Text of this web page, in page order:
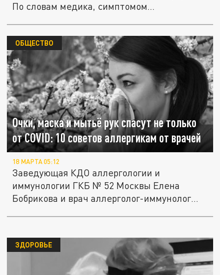
По словам медика, симптомом...
Очки, маска и мытьё рук спасут не только
от COVID: 10 советов аллергикам от врачей
ОБЩЕСТВО
18 МАРТА 05:12
Заведующая КДО аллергологии и
иммунологии ГКБ № 52 Москвы Елена
Бобрикова и врач аллерголог-иммунолог
ЗДОРОВЬЕ